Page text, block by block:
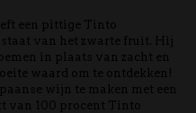
een pittige Tinto
van het zwarte fruit. Hij
in plaats van zacht en
waard om te ontdekken!
wijn te maken met een
van 100 procent Tinto